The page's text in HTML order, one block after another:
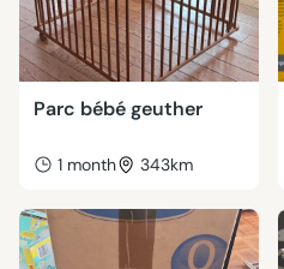
Parc bébé geuther
1 month 343km